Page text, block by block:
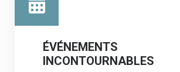
ÉVÉNEMENTS
INCONTOURNABLES